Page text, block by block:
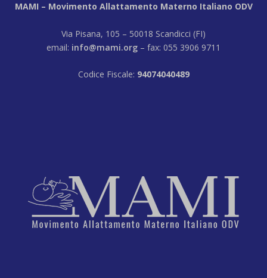
MAMI – Movimento Allattamento Materno Italiano ODV
Via Pisana, 105 – 50018 Scandicci (FI)
email: info@mami.org – fax: 055 3906 9711
Codice Fiscale: 94074040489